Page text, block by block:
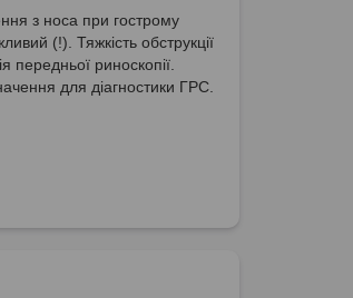
з носа при гострому
(!). Тяжкість обструкції
передньої риноскопії.
для діагностики ГРС.